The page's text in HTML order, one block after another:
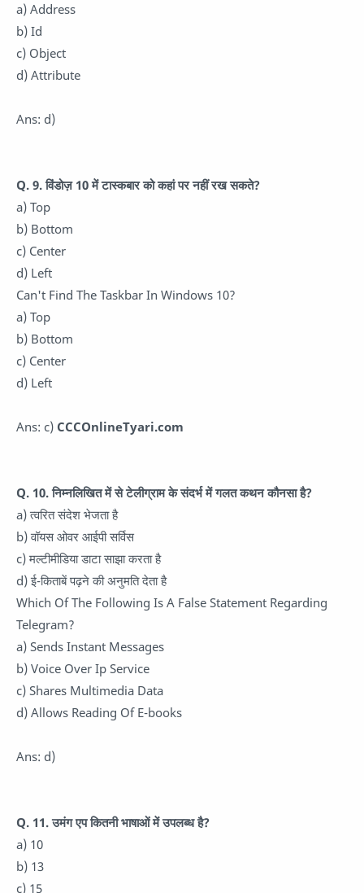
a) Address
b) Id
c) Object
d) Attribute
Ans: d)
Q. 9. विंडोज़ 10 में टास्कबार को कहां पर नहीं रख सकते?
a) Top
b) Bottom
c) Center
d) Left
Can't Find The Taskbar In Windows 10?
a) Top
b) Bottom
c) Center
d) Left
Ans: c) CCCOnlineTyari.com
Q. 10. निम्नलिखित में से टेलीग्राम के संदर्भ में गलत कथन कौनसा है?
a) त्वरित संदेश भेजता है
b) वॉयस ओवर आईपी सर्विस
c) मल्टीमीडिया डाटा साझा करता है
d) ई-किताबें पढ़ने की अनुमति देता है
Which Of The Following Is A False Statement Regarding
Telegram?
a) Sends Instant Messages
b) Voice Over Ip Service
c) Shares Multimedia Data
d) Allows Reading Of E-books
Ans: d)
Q. 11. उमंग एप कितनी भाषाओं में उपलब्ध है?
a) 10
b) 13
c) 15